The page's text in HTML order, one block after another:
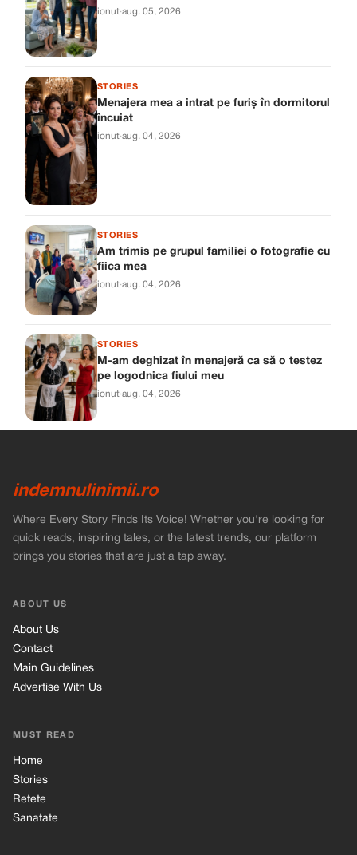
ionut·aug. 05, 2026
STORIES
Menajera mea a intrat pe furiș în dormitorul
încuiat
ionut·aug. 04, 2026
STORIES
Am trimis pe grupul familiei o fotografie cu
fiica mea
ionut·aug. 04, 2026
STORIES
M-am deghizat în menajeră ca să o testez
pe logodnica fiului meu
ionut·aug. 04, 2026
indemnulinimii.ro
Where Every Story Finds Its Voice! Whether you're looking for
quick reads, inspiring tales, or the latest trends, our platform
brings you stories that are just a tap away.
ABOUT US
About Us
Contact
Main Guidelines
Advertise With Us
MUST READ
Home
Stories
Retete
Sanatate